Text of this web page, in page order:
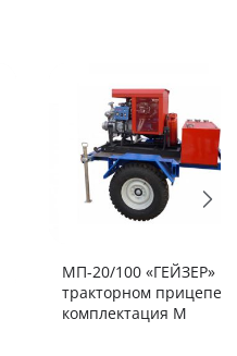
МП-20/100 «ГЕЙЗЕР» на
тракторном прицепе,
комплектация М